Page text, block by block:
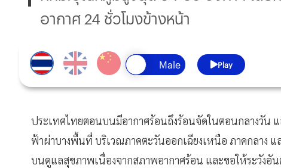
อากาศ 24 ชั่วโมงข้างหน้า
Play
ประเทศไทยตอนบนมีอากาศร้อนถึงร้อนจัดในตอนกลางวัน
ฟ้าผ่าบางพื้นที่ บริเวณภาคตะวันออกเฉียงเหนือ ภาคกลาง
บนดูแลสุขภาพเนื่องจากสภาพอากาศร้อน และขอให้ระวังอั